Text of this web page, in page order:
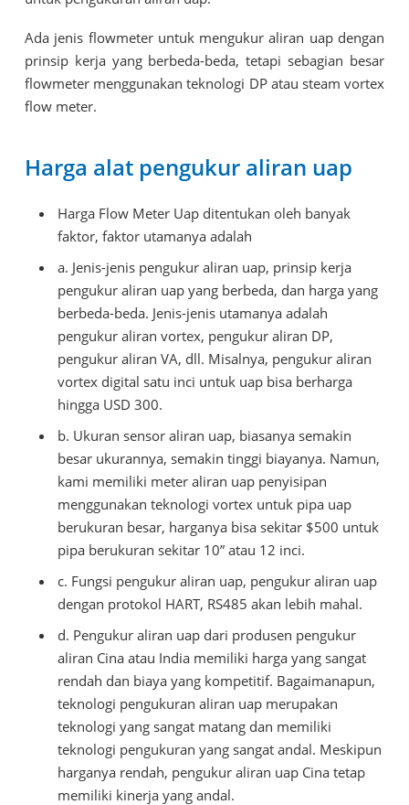
Ada jenis flowmeter untuk mengukur aliran uap dengan
prinsip kerja yang berbeda-beda, tetapi sebagian besar
flowmeter menggunakan teknologi DP atau steam vortex
flow meter.
Harga alat pengukur aliran uap
Harga Flow Meter Uap ditentukan oleh banyak
faktor, faktor utamanya adalah
a. Jenis-jenis pengukur aliran uap, prinsip kerja
pengukur aliran uap yang berbeda, dan harga yang
berbeda-beda. Jenis-jenis utamanya adalah
pengukur aliran vortex, pengukur aliran DP,
pengukur aliran VA, dll. Misalnya, pengukur aliran
vortex digital satu inci untuk uap bisa berharga
hingga USD 300.
b. Ukuran sensor aliran uap, biasanya semakin
besar ukurannya, semakin tinggi biayanya. Namun,
kami memiliki meter aliran uap penyisipan
menggunakan teknologi vortex untuk pipa uap
berukuran besar, harganya bisa sekitar $500 untuk
pipa berukuran sekitar 10” atau 12 inci.
c. Fungsi pengukur aliran uap, pengukur aliran uap
dengan protokol HART, RS485 akan lebih mahal.
d. Pengukur aliran uap dari produsen pengukur
aliran Cina atau India memiliki harga yang sangat
rendah dan biaya yang kompetitif. Bagaimanapun,
teknologi pengukuran aliran uap merupakan
teknologi yang sangat matang dan memiliki
teknologi pengukuran yang sangat andal. Meskipun
harganya rendah, pengukur aliran uap Cina tetap
memiliki kinerja yang andal.